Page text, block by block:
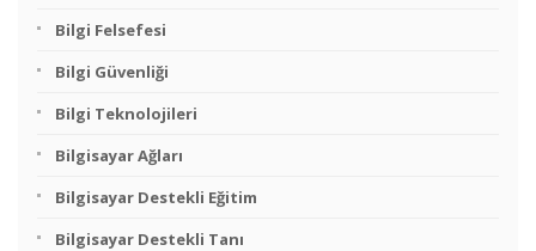
Bilgi Felsefesi
Bilgi Güvenliği
Bilgi Teknolojileri
Bilgisayar Ağları
Bilgisayar Destekli Eğitim
Bilgisayar Destekli Tanı